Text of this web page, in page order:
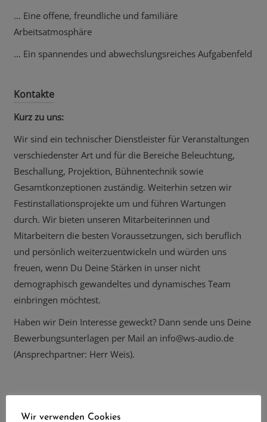
… Eine offene, freundliche und familiäre
Arbeitsatmosphäre
… Ein spannendes und abwechslungsreiches Aufgabenfeld
Kontakte
Kurz zu uns:
Wir sind ein technischer Dienstleister für Veranstaltungen
verschiedenster Art und für die Bereiche Beleuchtung,
Beschallung, Projektion, Bühnentechnik sowie
Gesamtkonzeptionen zuständig. Weiterhin setzen wir
Festinstallationsprojekte um und führen Wartungen
durch. Wir bieten unseren Mitarbeiterinnen und
Mitarbeitern die besten Voraussetzungen, sich beruflich
und persönlich weiterzuentwickeln und würden uns
freuen, wenn Du Deine Stärken in unser nicht
demographisch gewandeltes und dynamisches Team
einbringen möchtest.
Haben wir Dein Interesse geweckt? Dann sende uns Deine
Bewerbungsunterlagen per Mail an info@ws-audio.de
(Ansprechpartner: Herr Weis).
Wir verwenden Cookies